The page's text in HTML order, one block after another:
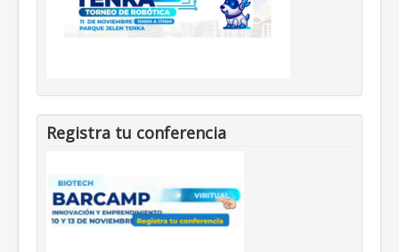
Registra tu conferencia